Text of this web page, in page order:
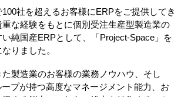
社を超えるお客様にERPをご提供してき
重な経験をもとに個別受注生産型製造業の
純国産ERPとして、「Project-Space」を
りました。
製造業のお客様の業務ノウハウ、そし
プが持つ高度なマネージメント能力、お